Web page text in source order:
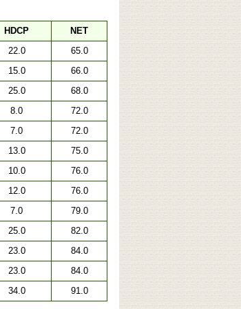
HDCP
NET
22.0
65.0
15.0
66.0
25.0
68.0
8.0
72.0
7.0
72.0
13.0
75.0
10.0
76.0
12.0
76.0
7.0
79.0
25.0
82.0
23.0
84.0
23.0
84.0
34.0 91.0